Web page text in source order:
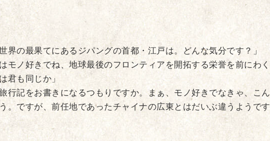
界の最果てにあるジパングの首都・江戸は。どんな気分です？」
モノ好きでね、地球最後のフロンティアを開拓する栄誉を前にわく
君も同じか」
行記をお書きになるつもりですか。まぁ、モノ好きでなきゃ、こん
。ですが、前任地であったチャイナの広東とはだいぶ違うようです